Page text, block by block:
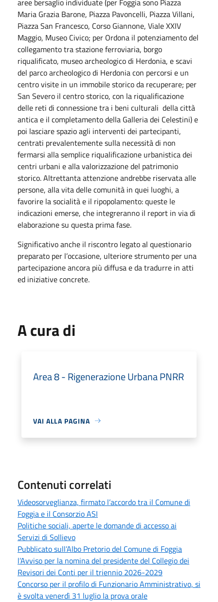
Maria Grazia Barone, Piazza Pavoncelli, Piazza Villani,
Piazza San Francesco, Corso Giannone, Viale XXIV
Maggio, Museo Civico; per Ordona il potenziamento del
collegamento tra stazione ferroviaria, borgo
riqualificato, museo archeologico di Herdonia, e scavi
del parco archeologico di Herdonia con percorsi e un
centro visite in un immobile storico da recuperare; per
San Severo il centro storico, con la riqualificazione
delle reti di connessione tra i beni culturali della città
antica e il completamento della Galleria dei Celestini) e
poi lasciare spazio agli interventi dei partecipanti,
centrati prevalentemente sulla necessità di non
fermarsi alla semplice riqualificazione urbanistica dei
centri urbani e alla valorizzazione del patrimonio
storico. Altrettanta attenzione andrebbe riservata alle
persone, alla vita delle comunità in quei luoghi, a
favorire la socialità e il ripopolamento: queste le
indicazioni emerse, che integreranno il report in via di
elaborazione su questa prima fase.
Significativo anche il riscontro legato al questionario
preparato per l’occasione, ulteriore strumento per una
partecipazione ancora più diffusa e da tradurre in atti
ed iniziative concrete.
A cura di
Area 8 - Rigenerazione Urbana PNRR
VAI ALLA PAGINA
Contenuti correlati
Videosorveglianza, firmato l’accordo tra il Comune di
Foggia e il Consorzio ASI
Politiche sociali, aperte le domande di accesso ai
Servizi di Sollievo
Pubblicato sull’Albo Pretorio del Comune di Foggia
l’Avviso per la nomina del presidente del Collegio dei
Revisori dei Conti per il triennio 2026-2029
Concorso per il profilo di Funzionario Amministrativo, si
è svolta venerdì 31 luglio la prova orale